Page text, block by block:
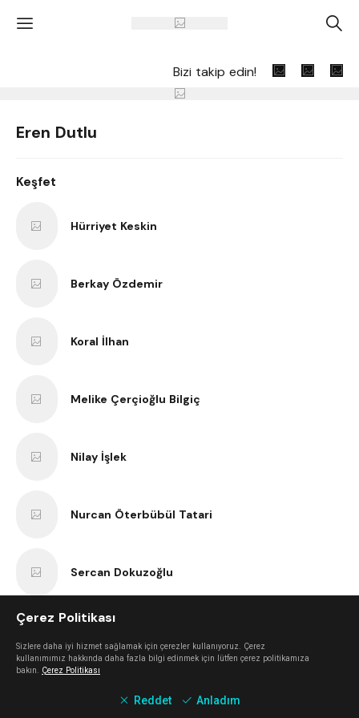
' A
Bizi takip edin!
Eren Dutlu
Keşfet
Hürriyet Keskin
Berkay Özdemir
Koral İlhan
Melike Çerçioğlu Bilgiç
Nilay İşlek
Nurcan Öterbübül Tatari
Sercan Dokuzoğlu
Çerez Politikası
Sizlere daha iyi hizmet sağlamak için çerezler kullanıyoruz. Çerez
kullanımımız hakkında daha fazla bilgi edinmek için lütfen çerez politikamıza
bakın. Çerez Politikası
Reddet Anladım